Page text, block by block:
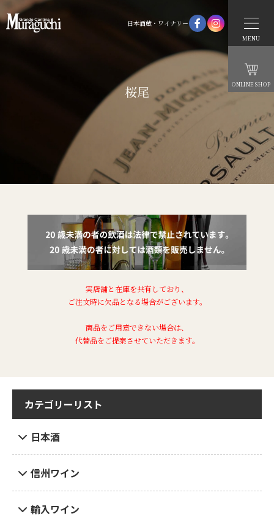
日本酒蔵・ワイナリー
MENU
ONLINE SHOP
桜尾
実店舗と在庫を共有しており、
ご注文時に欠品となる場合がございます。
商品をご用意できない場合は、
代替品をご提案させていただきます。
カテゴリーリスト
日本酒
信州ワイン
輸入ワイン